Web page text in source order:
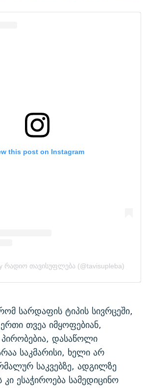
სარდაფის ტიპის სივრცეში,
თვეა იმყოფებიან,
დასაწოლი
საკმარისი, ხელი არ
საკვებზე, ადგილზე
ესაჭიროება სამედიცინო